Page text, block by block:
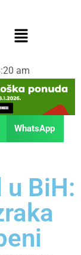
am
WhatsApp
BiH: